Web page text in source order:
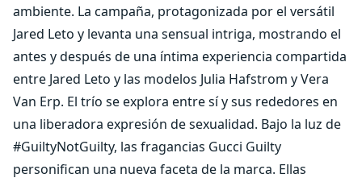
ambiente. La campaña, protagonizada por el versátil
Jared Leto y levanta una sensual intriga, mostrando el
antes y después de una íntima experiencia compartida
entre Jared Leto y las modelos Julia Hafstrom y Vera
Van Erp. El trío se explora entre sí y sus rededores en
una liberadora expresión de sexualidad. Bajo la luz de
#GuiltyNotGuilty, las fragancias Gucci Guilty
personifican una nueva faceta de la marca. Ellas